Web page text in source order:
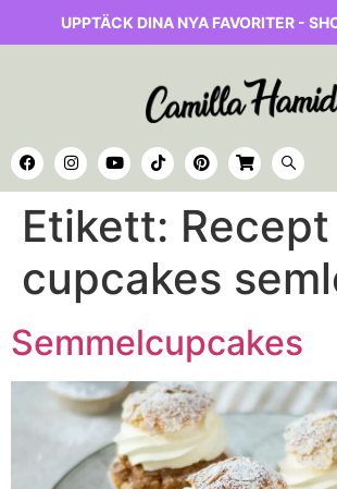
UPPTÄCK DINA NYA FAVORITER -
Etikett: Recept
cupcakes
Semmelcupcakes